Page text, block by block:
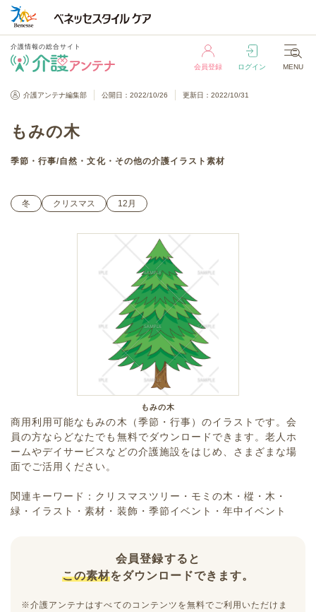
介護情報の総合サイト
会員登録 ログイン MENU
介護情報の総合サイト
介護アンテナ編集部 公開日：2022/10/26 更新日：2022/10/31
もみの木
季節・行事/自然・文化・その他の介護イラスト素材
冬 クリスマス 12月
もみの木
商用利用可能なもみの木（季節・行事）のイラストです。会
員の方ならどなたでも無料でダウンロードできます。老人ホ
ームやデイサービスなどの介護施設をはじめ、さまざまな場
面でご活用ください。
関連キーワード：クリスマスツリー・モミの木・樅・木・
緑・イラスト・素材・装飾・季節イベント・年中イベント
会員登録すると
この素材をダウンロードできます。
※介護アンテナはすべてのコンテンツを無料でご利用いただけま